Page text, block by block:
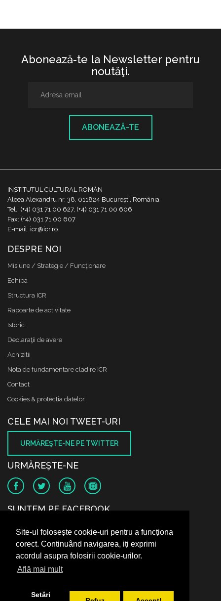
Site-ul folosește cookie-uri pentru a funcționa
corect. Continuând navigarea, iți exprimi
acordul asupra folosirii cookie-urilor.
Află mai mult
Setări
Abonează-te la Newsletter pentru
noutăţi.
ABONEAZĂ-TE
INSTITUTUL CULTURAL ROMÂN
Aleea Alexandru nr. 38, 011824 București, România
Tel.: (+4) 031 71 00 627, (+4) 031 71 00 606
Fax: (+4) 031 71 00 607
E-mail: icr@icr.ro
DESPRE NOI
Misiune / Strategie / Funcţionare
Echipa
Structura ICR
Rapoarte de activitate
Istoric
Declaraţii de avere
Achizitii
Nota de fundamentare cladire ICR
Contact
Cookies & protectia datelor
CELE MAI NOI TWEET-URI
URMĂREŞTE-NE PE TWITTER
URMĂREŞTE-NE
SUNTEM PE FACEBOOK